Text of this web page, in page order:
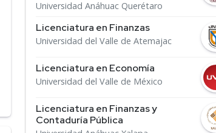
Universidad Anáhuac Querétaro
Licenciatura en Finanzas
Universidad del Valle de Atemajac
Licenciatura en Economía
Universidad del Valle de México
Licenciatura en Finanzas y
Contaduría Pública